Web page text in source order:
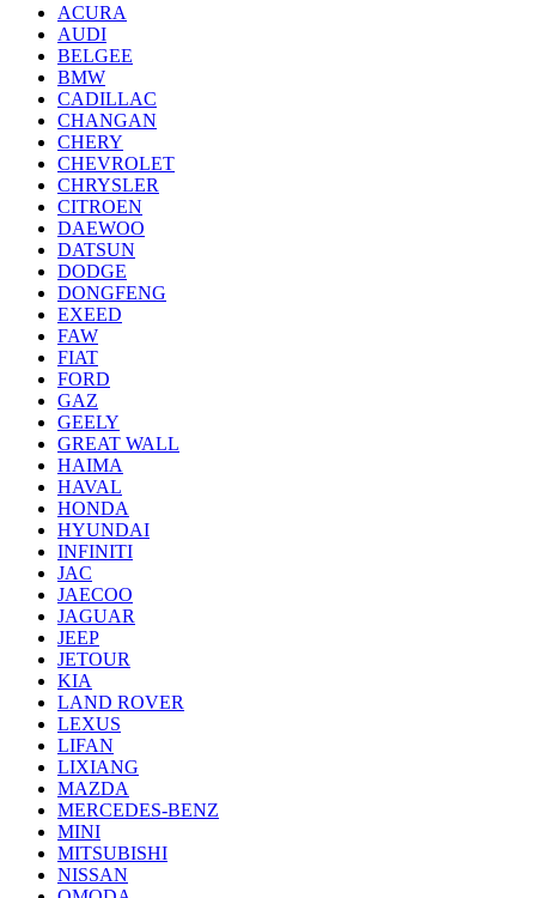
ACURA
AUDI
BELGEE
BMW
CADILLAC
CHANGAN
CHERY
CHEVROLET
CHRYSLER
CITROEN
DAEWOO
DATSUN
DODGE
DONGFENG
EXEED
FAW
FIAT
FORD
GAZ
GEELY
GREAT WALL
HAIMA
HAVAL
HONDA
HYUNDAI
INFINITI
JAC
JAECOO
JAGUAR
JEEP
JETOUR
KIA
LAND ROVER
LEXUS
LIFAN
LIXIANG
MAZDA
MERCEDES-BENZ
MINI
MITSUBISHI
NISSAN